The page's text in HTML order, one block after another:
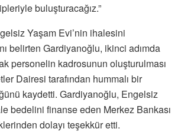
buluşturacağız.”
Yaşam Evi’nin ihalesini
belirten Gardiyanoğlu, ikinci adımda
personelin kadrosunun oluşturulması
Dairesi tarafından hummalı bir
kaydetti. Gardiyanoğlu, Engelsiz
bedelini finanse eden Merkez Bankası
dolayı teşekkür etti.